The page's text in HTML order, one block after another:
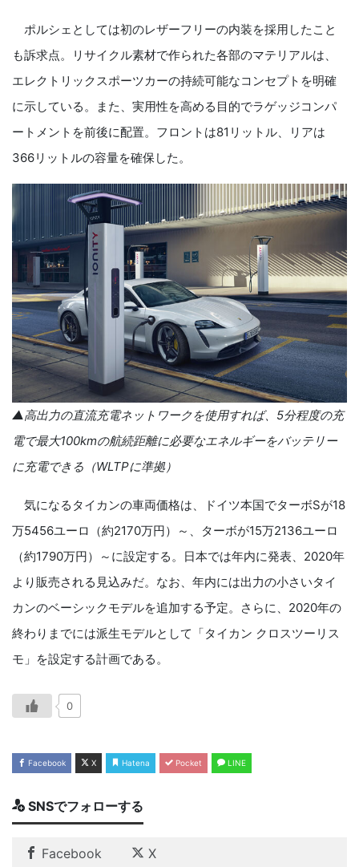
ポルシェとしては初のレザーフリーの内装を採用したこと
も訴求点。リサイクル素材で作られた各部のマテリアルは、
エレクトリックスポーツカーの持続可能なコンセプトを明確
に示している。また、実用性を高める目的でラゲッジコンパ
ートメントを前後に配置。フロントは81リットル、リアは
366リットルの容量を確保した。
▲高出力の直流充電ネットワークを使用すれば、 5分程度の充
電で最大100kmの航続距離に必要なエネルギーをバッテリー
に充電できる（WLTPに準拠）
気になるタイカンの車両価格は、ドイツ本国でターボSが18
万5456ユーロ（約2170万円）～、ターボが15万2136ユーロ
（約1790万円）～に設定する。日本では年内に発表、2020年
より販売される見込みだ。なお、年内には出力の小さいタイ
カンのベーシックモデルを追加する予定。さらに、2020年の
終わりまでには派生モデルとして「タイカン クロスツーリス
モ」を設定する計画である。
0
Facebook X Hatena Pocket LINE
SNSでフォローする
Facebook X